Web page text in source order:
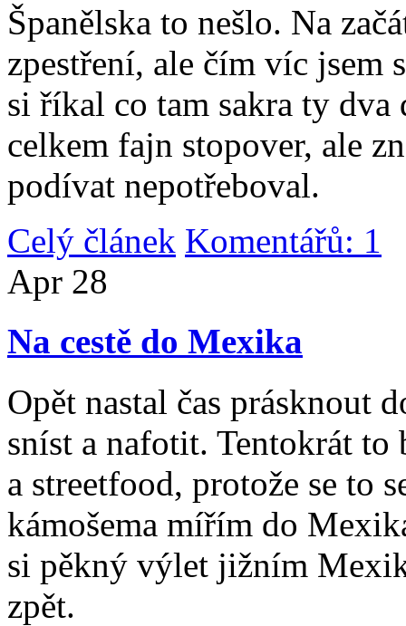
Španělska to nešlo. Na
zpestření, ale čím víc jsem
si říkal co tam sakra ty
celkem fajn stopover, ale
podívat nepotřeboval.
Celý článek Komentářů: 1
Apr 28
Na cestě do Mexika
Opět nastal čas prásknout
sníst a nafotit. Tentokrát
a streetfood, protože se to
kámošema mířím do
si pěkný výlet jižním
zpět.